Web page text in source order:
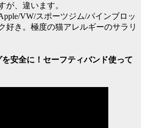
が、違います。
VW/スポーツジム/パインブロッ
好き。極度の猫アレルギーのサラリ
安全に！セーフティバンド使って